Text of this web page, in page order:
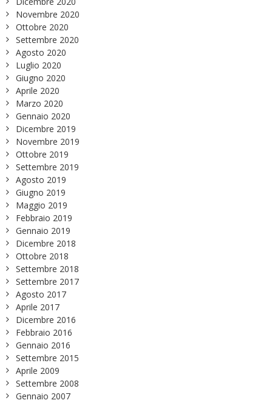
Novembre 2020
Ottobre 2020
Settembre 2020
Agosto 2020
Luglio 2020
Giugno 2020
Aprile 2020
Marzo 2020
Gennaio 2020
Dicembre 2019
Novembre 2019
Ottobre 2019
Settembre 2019
Agosto 2019
Giugno 2019
Maggio 2019
Febbraio 2019
Gennaio 2019
Dicembre 2018
Ottobre 2018
Settembre 2018
Settembre 2017
Agosto 2017
Aprile 2017
Dicembre 2016
Febbraio 2016
Gennaio 2016
Settembre 2015
Aprile 2009
Settembre 2008
Gennaio 2007